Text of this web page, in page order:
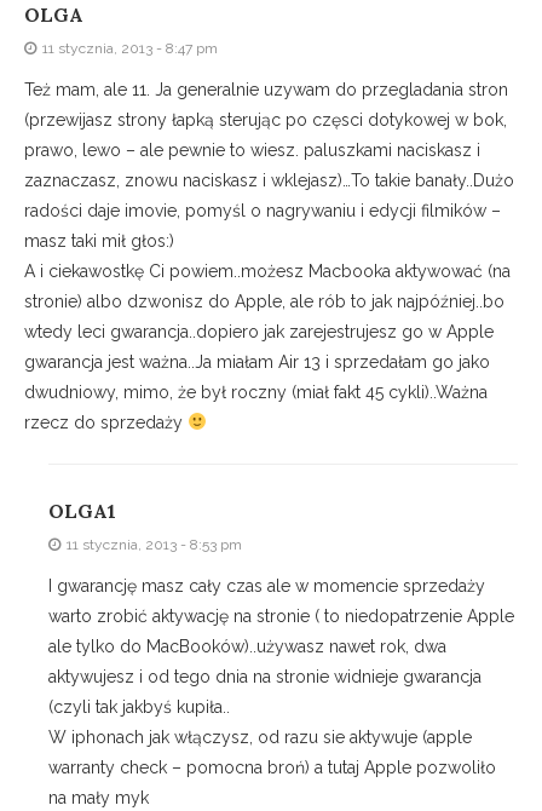
OLGA
11 stycznia, 2013 - 8:47 pm
Też mam, ale 11. Ja generalnie uzywam do przegladania stron
(przewijasz strony łapką sterując po częsci dotykowej w bok,
prawo, lewo – ale pewnie to wiesz. paluszkami naciskasz i
zaznaczasz, znowu naciskasz i wklejasz)…To takie banały..Dużo
radości daje imovie, pomyśl o nagrywaniu i edycji filmików –
masz taki mił głos:)
A i ciekawostkę Ci powiem..możesz Macbooka aktywować (na
stronie) albo dzwonisz do Apple, ale rób to jak najpóźniej..bo
wtedy leci gwarancja..dopiero jak zarejestrujesz go w Apple
gwarancja jest ważna..Ja miałam Air 13 i sprzedałam go jako
dwudniowy, mimo, że był roczny (miał fakt 45 cykli)..Ważna
rzecz do sprzedaży
OLGA1
11 stycznia, 2013 - 8:53 pm
I gwarancję masz cały czas ale w momencie sprzedaży
warto zrobić aktywację na stronie ( to niedopatrzenie Apple
ale tylko do MacBooków)..używasz nawet rok, dwa
aktywujesz i od tego dnia na stronie widnieje gwarancja
(czyli tak jakbyś kupiła..
W iphonach jak włączysz, od razu sie aktywuje (apple
warranty check – pomocna broń) a tutaj Apple pozwoliło
na mały myk